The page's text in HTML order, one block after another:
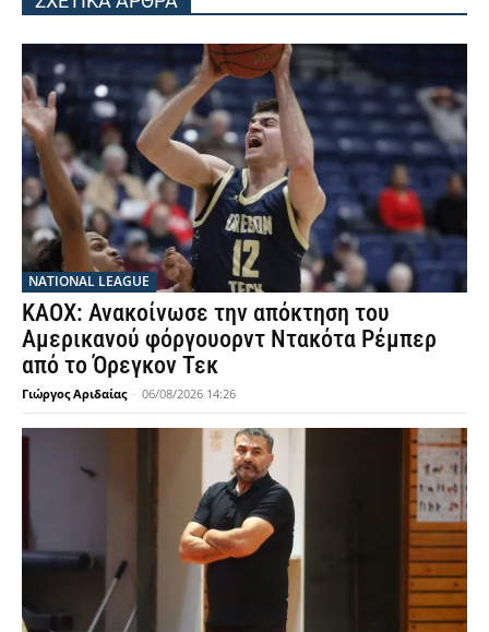
NATIONAL LEAGUE
ΚΑΟΧ: Ανακοίνωσε την απόκτηση του
Αμερικανού φόργουορντ Ντακότα Ρέμπερ
από το Όρεγκον Τεκ
Γιώργος Αριδαίας - 06/08/2026 14:26